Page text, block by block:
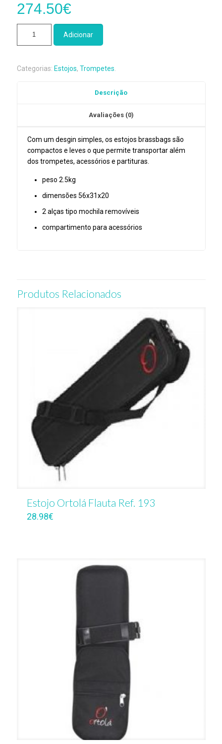
274.50€
Trompetes
Adicionar
Categorias: Estojos, Trompetes.
Descrição
Avaliações (0)
Com um desgin simples, os estojos brassbags são
compactos e leves o que permite transportar além
dos trompetes, acessórios e partituras.
peso 2.5kg
dimensões 56x31x20
2 alças tipo mochila removíveis
compartimento para acessórios
Produtos Relacionados
Estojo Ortolá Flauta Ref. 193
28.98€